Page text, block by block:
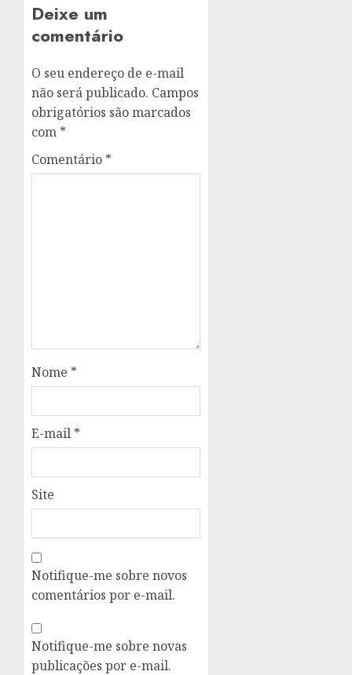
Deixe um
comentário
O seu endereço de e-mail
não será publicado. Campos
obrigatórios são marcados
com *
Comentário *
Nome *
E-mail *
Site
Notifique-me sobre novos
comentários por e-mail.
Notifique-me sobre novas
publicações por e-mail.